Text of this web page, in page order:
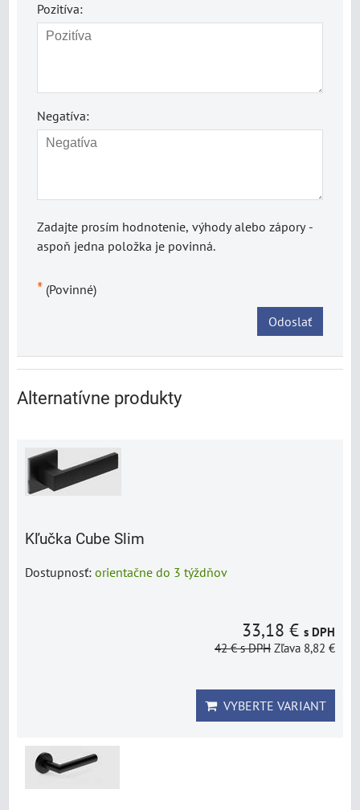
Pozitíva:
Negatíva:
Zadajte prosím hodnotenie, výhody alebo zápory -
aspoň jedna položka je povinná.
* (Povinné)
Odoslať
Alternatívne produkty
Kľučka Cube Slim
Dostupnosť: orientačne do 3 týždňov
33,18 € s DPH
42 €s DPH Zľava 8,82 €
VYBERTE VARIANT